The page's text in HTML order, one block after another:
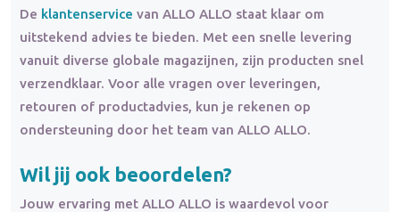
De klantenservice van ALLO ALLO staat klaar om
uitstekend advies te bieden. Met een snelle levering
vanuit diverse globale magazijnen, zijn producten snel
verzendklaar. Voor alle vragen over leveringen,
retouren of productadvies, kun je rekenen op
ondersteuning door het team van ALLO ALLO.
Wil jij ook beoordelen?
Jouw ervaring met ALLO ALLO is waardevol voor